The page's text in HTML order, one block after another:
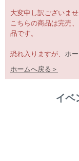
大変申し訳ございませ
こちらの商品は完売
品です。
恐れ入りますが、 ホ
ホームへ戻る＞
イベ